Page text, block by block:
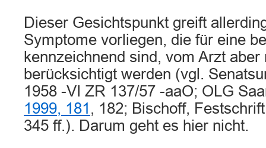
Dieser Gesichtspunkt greift
Symptome vorliegen, die für eine
kennzeichnend sind, vom Arzt
berücksichtigt werden (vgl.
1958 -VI ZR 137/57 -aaO; OLG
1999, 181 , 182; Bischoff,
345 ff.). Darum geht es hier nicht.